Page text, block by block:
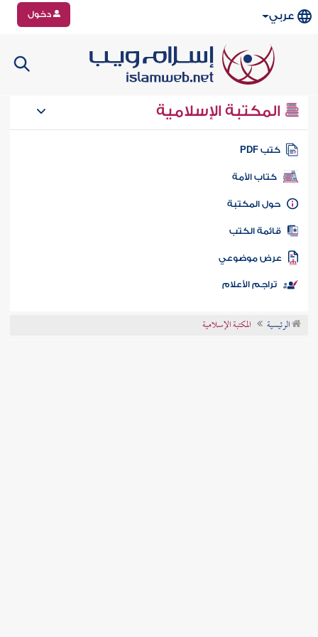
عربي دخول
المكتبة الإسلامية
كتب PDF
كتاب الأمة
المكتبة
الكتب
موضوعي
تراجم الأعلام
الرئيسية المكتبة الإسلامية